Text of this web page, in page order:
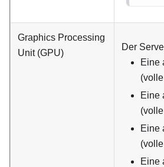
Graphics Processing
Unit (GPU)
Der
Eine
Eine
Eine
Eine